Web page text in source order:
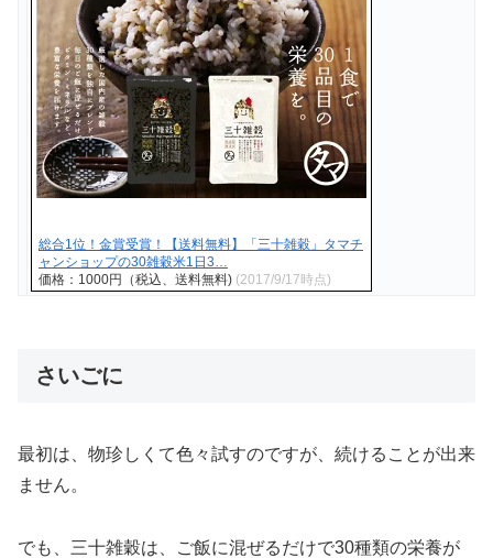
総合1位！金賞受賞！【送料無料】「三十雑穀」タマチ
ャンショップの30雑穀米1日3…
価格：1000円（税込、送料無料) (2017/9/17時点)
さいごに
最初は、物珍しくて色々試すのですが、続けることが出来
ません。
でも、三十雑穀は、ご飯に混ぜるだけで30種類の栄養が